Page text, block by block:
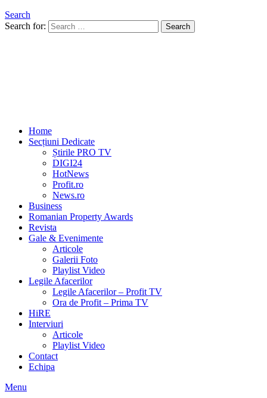
Search
Search for:
Search
Home
Secțiuni Dedicate
Știrile PRO TV
DIGI24
HotNews
Profit.ro
News.ro
Business
Romanian Property Awards
Revista
Gale & Evenimente
Articole
Galerii Foto
Playlist Video
Legile Afacerilor
Legile Afacerilor – Profit TV
Ora de Profit – Prima TV
HiRE
Interviuri
Articole
Playlist Video
Contact
Echipa
Menu